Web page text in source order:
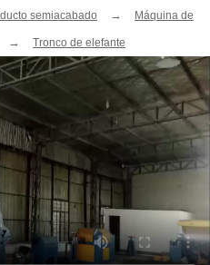
semiacabado → Máquina de
→ Tronco de elefante